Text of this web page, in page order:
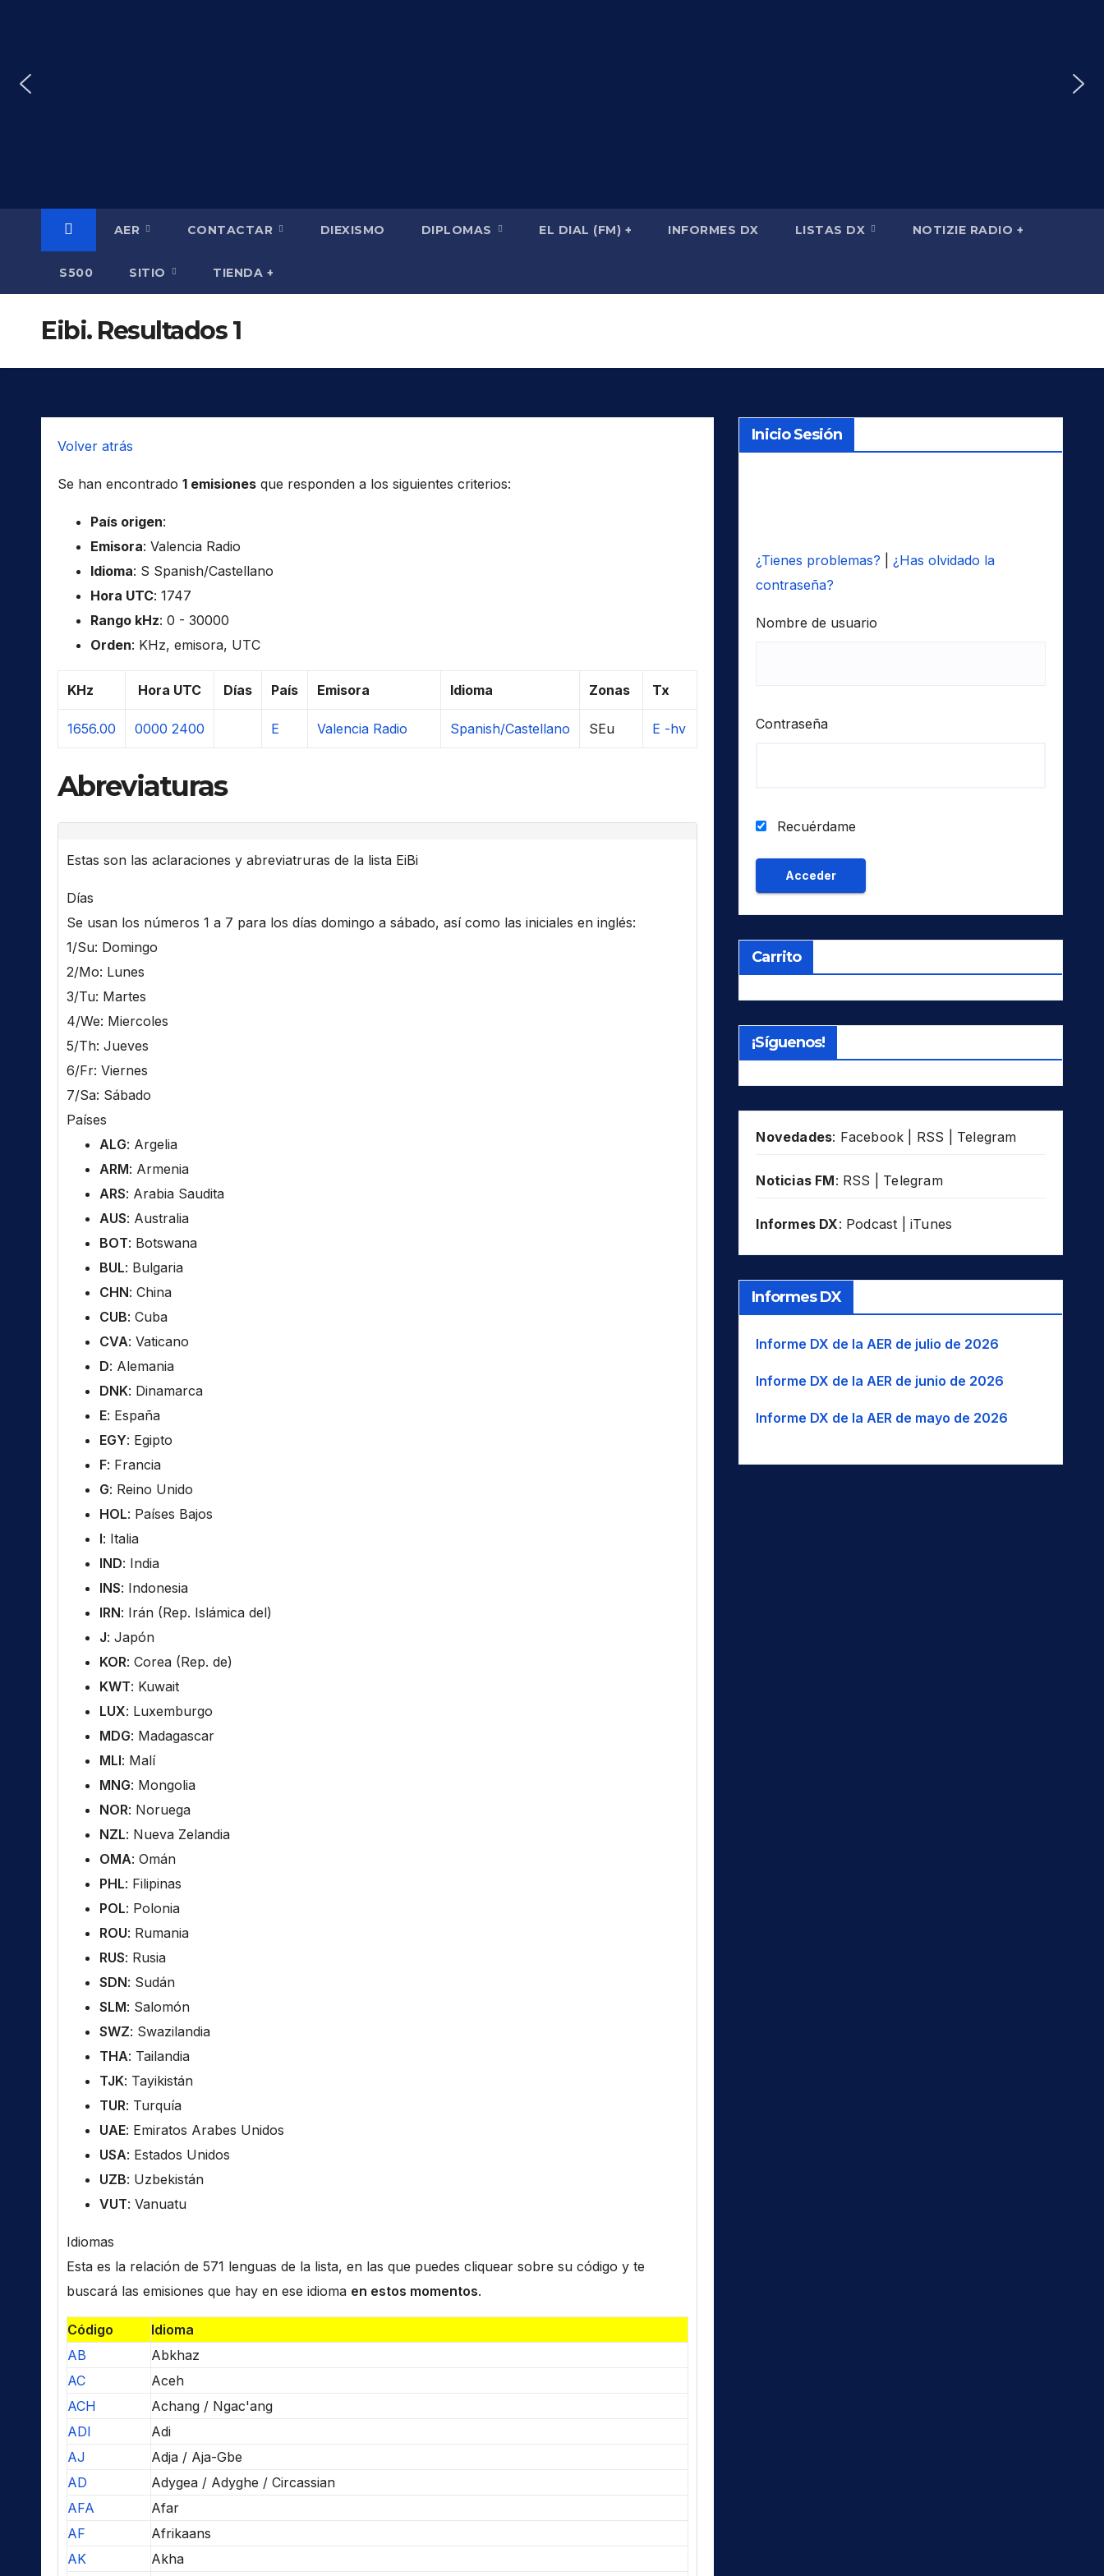
AER CONTACTAR DIEXISMO DIPLOMAS EL DIAL (FM) + INFORMES DX LISTAS DX NOTIZIE RADIO +
S500 SITIO TIENDA +
Eibi. Resultados 1
Volver atrás
Se han encontrado 1 emisiones que responden a los siguientes criterios:
País origen:
Emisora: Valencia Radio
Idioma: S Spanish/Castellano
Hora UTC: 1747
Rango kHz: 0 - 30000
Orden: KHz, emisora, UTC
KHz Hora UTC Días País Emisora Idioma Zonas Tx
1656.00 0000 2400 E Valencia Radio Spanish/Castellano SEu E -hv
Abreviaturas
Estas son las aclaraciones y abreviatruras de la lista EiBi
Días
Se usan los números 1 a 7 para los días domingo a sábado, así como las iniciales en inglés:
1/Su: Domingo
2/Mo: Lunes
3/Tu: Martes
4/We: Miercoles
5/Th: Jueves
6/Fr: Viernes
7/Sa: Sábado
Países
ALG: Argelia
ARM: Armenia
ARS: Arabia Saudita
AUS: Australia
BOT: Botswana
BUL: Bulgaria
CHN: China
CUB: Cuba
CVA: Vaticano
D: Alemania
DNK: Dinamarca
E: España
EGY: Egipto
F: Francia
G: Reino Unido
HOL: Países Bajos
I: Italia
IND: India
INS: Indonesia
IRN: Irán (Rep. Islámica del)
J: Japón
KOR: Corea (Rep. de)
KWT: Kuwait
LUX: Luxemburgo
MDG: Madagascar
MLI: Malí
MNG: Mongolia
NOR: Noruega
NZL: Nueva Zelandia
OMA: Omán
PHL: Filipinas
POL: Polonia
ROU: Rumania
RUS: Rusia
SDN: Sudán
SLM: Salomón
SWZ: Swazilandia
THA: Tailandia
TJK: Tayikistán
TUR: Turquía
UAE: Emiratos Arabes Unidos
USA: Estados Unidos
UZB: Uzbekistán
VUT: Vanuatu
Idiomas
Esta es la relación de 571 lenguas de la lista, en las que puedes cliquear sobre su código y te
buscará las emisiones que hay en ese idioma en estos momentos.
Código
Idioma
AB
Abkhaz
AC
Aceh
ACH
Achang / Ngac'ang
ADI
Adi
AJ
Adja / Aja-Gbe
AD
Adygea / Adyghe / Circassian
AFA
Afar
AF
Afrikaans
AK
Akha
Inicio Sesión
¿Tienes problemas?
¿Has olvidado la
contraseña?
Nombre de usuario
Contraseña
Recuérdame
Carrito
¡Síguenos!
Novedades: Facebook RSS Telegram
Noticias FM: RSS Telegram
Informes DX: Podcast iTunes
Informes DX
Informe DX de la AER de julio de 2026
Informe DX de la AER de junio de 2026
Informe DX de la AER de mayo de 2026